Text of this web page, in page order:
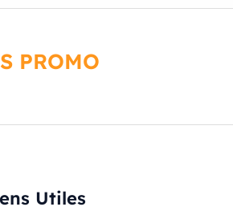
PROMO
Utiles